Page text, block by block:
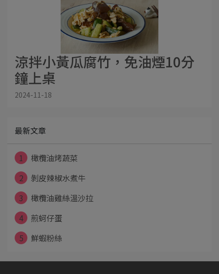
涼拌小黃瓜腐竹，免油煙10分
鐘上桌
2024-11-18
最新文章
1
橄欖油烤蔬菜
2
剝皮辣椒水煮牛
3
橄欖油雞絲溫沙拉
4
煎蚵仔蛋
5
鮮蝦粉絲